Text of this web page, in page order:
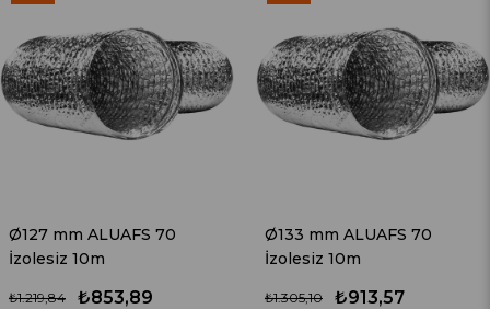
Ø127 mm ALUAFS 70
İzolesiz 10m
₺853,89
₺1.219,84
Ø133 mm ALUAFS 70
İzolesiz 10m
₺913,57
₺1.305,10